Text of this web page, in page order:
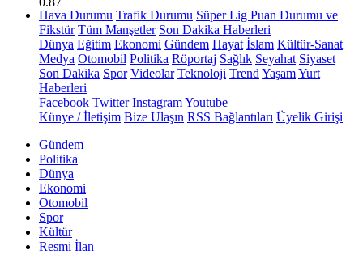
Hava Durumu Trafik Durumu Süper Lig Puan Durumu ve
Fikstür Tüm Manşetler Son Dakika Haberleri
Dünya Eğitim Ekonomi Gündem Hayat İslam Kültür-Sanat
Medya Otomobil Politika Röportaj Sağlık Seyahat Siyaset
Son Dakika Spor Videolar Teknoloji Trend YaşamYurt
Haberleri
Facebook Twitter InstagramYoutube
Künye / İletişim Bize Ulaşın RSS Bağlantıları Üyelik Girişi
Gündem
Politika
Dünya
Ekonomi
Otomobil
Spor
Kültür
Resmi İlan